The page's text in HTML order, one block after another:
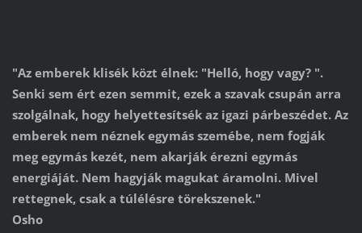
"Az emberek klisék közt élnek: "Helló, hogy vagy? ".
Senki sem ért ezen semmit, ezek a szavak csupán arra
szolgálnak, hogy helyettesítsék az igazi párbeszédet. Az
emberek nem néznek egymás szemébe, nem fogják
meg egymás kezét, nem akarják érezni egymás
energiáját. Nem hagyják magukat áramolni. Mivel
rettegnek, csak a túlélésre törekszenek."
Osho